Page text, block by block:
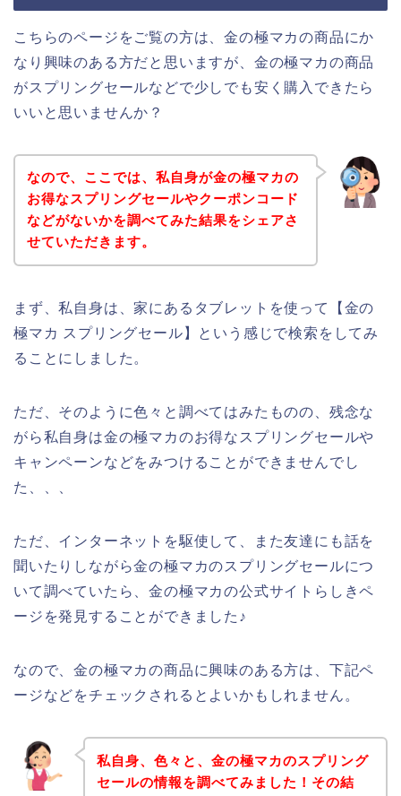
こちらのページをご覧の方は、金の極マカの商品にか
なり興味のある方だと思いますが、金の極マカの商品
がスプリングセールなどで少しでも安く購入できたら
いいと思いませんか？
なので、ここでは、私自身が金の極マカの
お得なスプリングセールやクーポンコード
などがないかを調べてみた結果をシェアさ
せていただきます。
まず、私自身は、家にあるタブレットを使って【金の
極マカ スプリングセール】という感じで検索をしてみ
ることにしました。
ただ、そのように色々と調べてはみたものの、残念な
がら私自身は金の極マカのお得なスプリングセールや
キャンペーンなどをみつけることができませんでし
た、、、
ただ、インターネットを駆使して、また友達にも話を
聞いたりしながら金の極マカのスプリングセールにつ
いて調べていたら、金の極マカの公式サイトらしきペ
ージを発見することができました♪
なので、金の極マカの商品に興味のある方は、下記ペ
ージなどをチェックされるとよいかもしれません。
私自身、色々と、金の極マカのスプリング
セールの情報を調べてみました！その結